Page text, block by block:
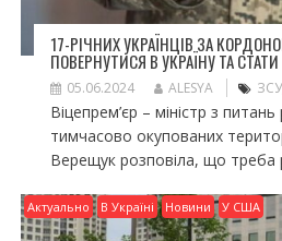
17-РІЧНИХ УКРАЇНЦІВ ЗА
ПОВЕРНУТИСЯ В УКРАЇНУ ТА
05.06.2024 ALESYA ЗСУ
Віцепрем’єр – міністр з питань
тимчасово окупованих
Верещук розповіла, що треба
Актуально В Україні Новини У США